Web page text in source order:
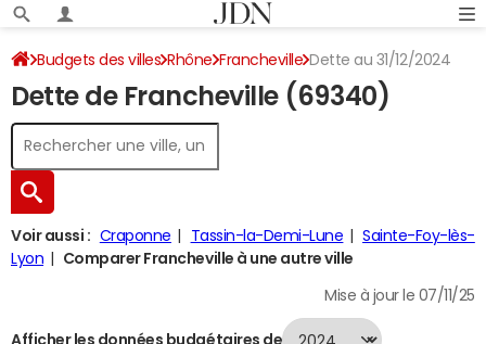
Budgets des villes Rhône Francheville Dette au 31/12/2024
Dette de Francheville (69340)
Voir aussi : Craponne Tassin-la-Demi-Lune
Sainte-Foy-lès-
Lyon
Comparer Francheville à une autre ville
Mise à jour le 07/11/25
Afficher les données budgétaires de